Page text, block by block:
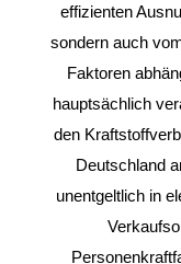
effizienten
sondern auch
Faktoren
hauptsächlich
den
Deutschland
unentgeltlich in